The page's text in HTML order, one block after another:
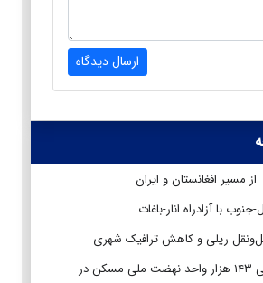
ارسال دیدگاه
مسیر افغانستان و ایران
با آزادراه انار-باغات
ریلی و کاهش ترافیک شهری
انجام عملیات عمرانی ۱۴۳ هزار واحد نهضت ملی مسکن در